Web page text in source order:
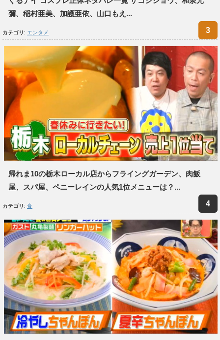
彌、稲村亜美、加護亜依、山口もえ...
カテゴリ: エンタメ
帰れま10の栃木ローカル店からフライングガーデン、肉飯
屋、スパ屋、ペニーレインの人気1位メニューは？...
カテゴリ: 食